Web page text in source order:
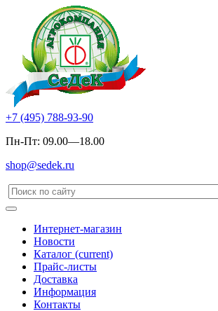
+7 (495) 788-93-90
Пн-Пт: 09.00—18.00
shop@sedek.ru
Интернет-магазин
Новости
Каталог (current)
Прайс-листы
Доставка
Информация
Контакты